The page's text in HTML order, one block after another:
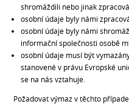
shromáždili nebo jinak
osobní údaje byly námi
osobní údaje byly námi
informační společnosti osobě
osobní údaje musí být
stanovené v právu Evropské
se na nás vztahuje.
Požadovat výmaz v těchto